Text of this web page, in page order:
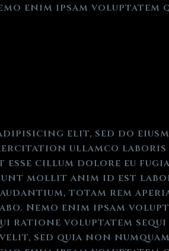
enim ipsam
elit, sed do
ullamco laboris
cillum dolore eu
mollit anim id est
totam rem
Nemo enim ipsam
ratione voluptatem
sed quia non